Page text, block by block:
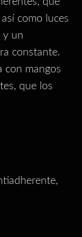
como luces
y un
constante.
con mangos
que los